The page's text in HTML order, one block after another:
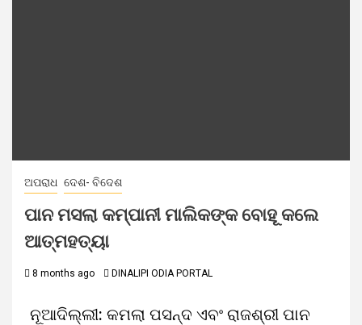
ଅପରାଧ ଦେଶ- ବିଦେଶ
ପାନ ମସଲା କମ୍ପାନୀ ମାଲିକଙ୍କ ବୋହୂ କଲେ
ଆତ୍ମହତ୍ୟା
8 months ago DINALIPI ODIA PORTAL
ନୂଆଦିଲ୍ଲୀ: କମଲା ପସନ୍ଦ ଏବଂ ରାଜଶ୍ରୀ ପାନ